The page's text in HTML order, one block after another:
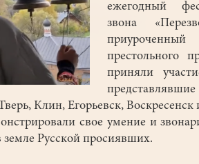
ежегодный
звона
престольного
приняли
Клин, Егорьевск, Воскресенск
свое умение и
Русской просиявших.